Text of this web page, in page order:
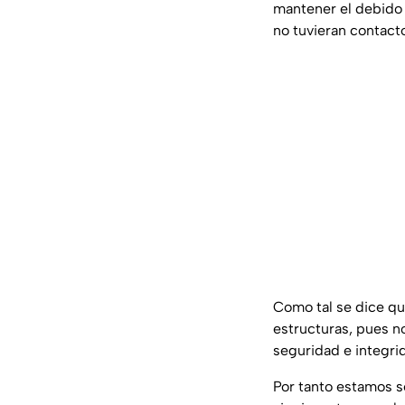
mantener el
no tuvieran
Como tal se dice
estructuras, pues
seguridad e
Por tanto estamos